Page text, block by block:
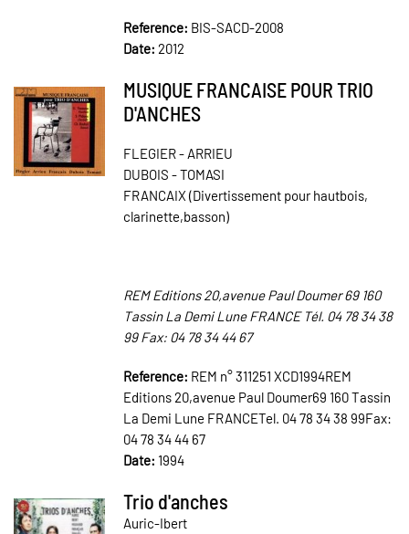
Reference: BIS-SACD-2008
Date: 2012
MUSIQUE FRANCAISE POUR TRIO
D'ANCHES
FLEGIER - ARRIEU
DUBOIS - TOMASI
FRANCAIX (Divertissement pour hautbois,
clarinette,basson)
REM Editions 20,avenue Paul Doumer 69 160
Tassin La Demi Lune FRANCE Tél. 04 78 34 38
99 Fax: 04 78 34 44 67
Reference: REM n° 311251 XCD1994REM
Editions 20,avenue Paul Doumer69 160 Tassin
La Demi Lune FRANCETel. 04 78 34 38 99Fax:
04 78 34 44 67
Date: 1994
Trio d'anches
Auric-Ibert